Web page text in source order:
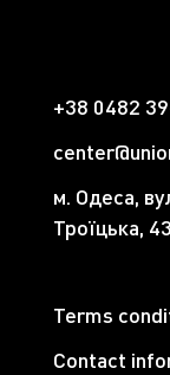
+38 0482
м. Одеса,
Троїцька, 43
Terms
Contact